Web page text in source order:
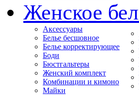
Женское
Аксессуары
Белье бесшовное
Белье корректирующее
Боди
Бюстгальтеры
Женский комплект
Комбинации и кимоно
Майки